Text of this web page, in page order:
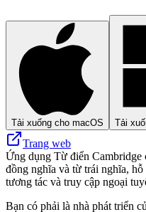
Tải xuống cho macOS Tải
Trang web
Ứng dụng Từ điển Cambridge
đồng nghĩa và từ trái nghĩa,
tương tác và truy cập ngoại
Bạn có phải là nhà phát triển